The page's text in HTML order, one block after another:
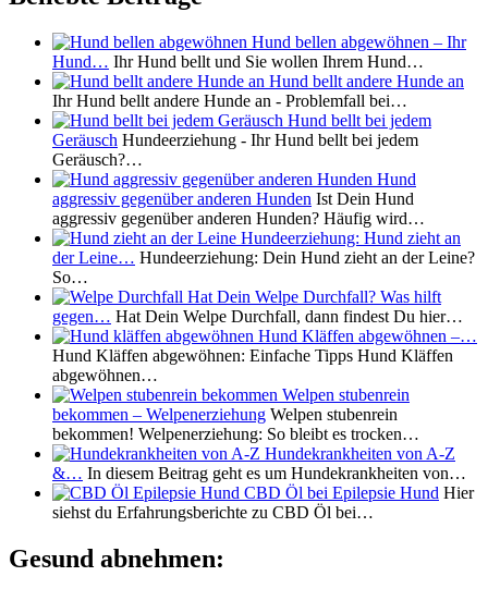
Hund bellen abgewöhnen – Ihr
Hund… Ihr Hund bellt und Sie wollen Ihrem Hund…
Hund bellt andere Hunde an
Ihr Hund bellt andere Hunde an - Problemfall bei…
Hund bellt bei jedem
Geräusch Hundeerziehung - Ihr Hund bellt bei jedem
Geräusch?…
Hund
aggressiv gegenüber anderen Hunden Ist Dein Hund
aggressiv gegenüber anderen Hunden? Häufig wird…
Hundeerziehung: Hund zieht an
der Leine… Hundeerziehung: Dein Hund zieht an der Leine?
So…
Hat Dein Welpe Durchfall? Was hilft
gegen… Hat Dein Welpe Durchfall, dann findest Du hier…
Hund Kläffen abgewöhnen –…
Hund Kläffen abgewöhnen: Einfache Tipps Hund Kläffen
abgewöhnen…
Welpen stubenrein
bekommen – Welpenerziehung Welpen stubenrein
bekommen! Welpenerziehung: So bleibt es trocken…
Hundekrankheiten von A-Z
&… In diesem Beitrag geht es um Hundekrankheiten von…
CBD Öl bei Epilepsie Hund Hier
siehst du Erfahrungsberichte zu CBD Öl bei…
Gesund abnehmen: